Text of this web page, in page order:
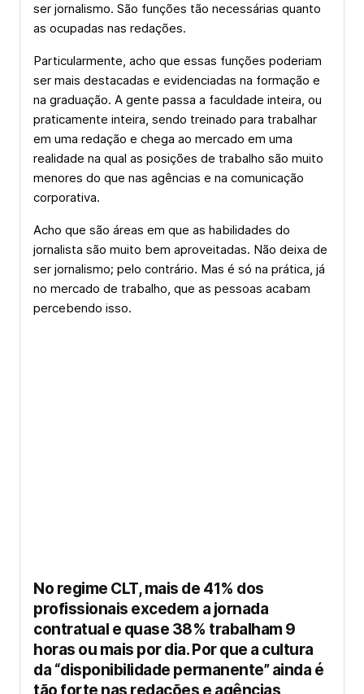
ser jornalismo. São funções tão necessárias quanto
as ocupadas nas redações.
Particularmente, acho que essas funções poderiam
ser mais destacadas e evidenciadas na formação e
na graduação. A gente passa a faculdade inteira, ou
praticamente inteira, sendo treinado para trabalhar
em uma redação e chega ao mercado em uma
realidade na qual as posições de trabalho são muito
menores do que nas agências e na comunicação
corporativa.
Acho que são áreas em que as habilidades do
jornalista são muito bem aproveitadas. Não deixa de
ser jornalismo; pelo contrário. Mas é só na prática, já
no mercado de trabalho, que as pessoas acabam
percebendo isso.
No regime CLT, mais de 41% dos
profissionais excedem a jornada
contratual e quase 38% trabalham 9
horas ou mais por dia. Por que a cultura
da “disponibilidade permanente” ainda é